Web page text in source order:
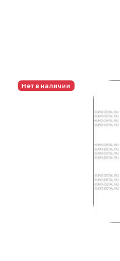
Нет в наличии